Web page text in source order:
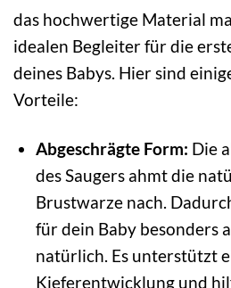
das hochwertige Material
idealen Begleiter für die
deines Babys. Hier sind
Vorteile:
Abgeschrägte Form: Die
des Saugers ahmt die
Brustwarze nach.
für dein Baby besonders
natürlich. Es unterstützt
Kieferentwicklung und